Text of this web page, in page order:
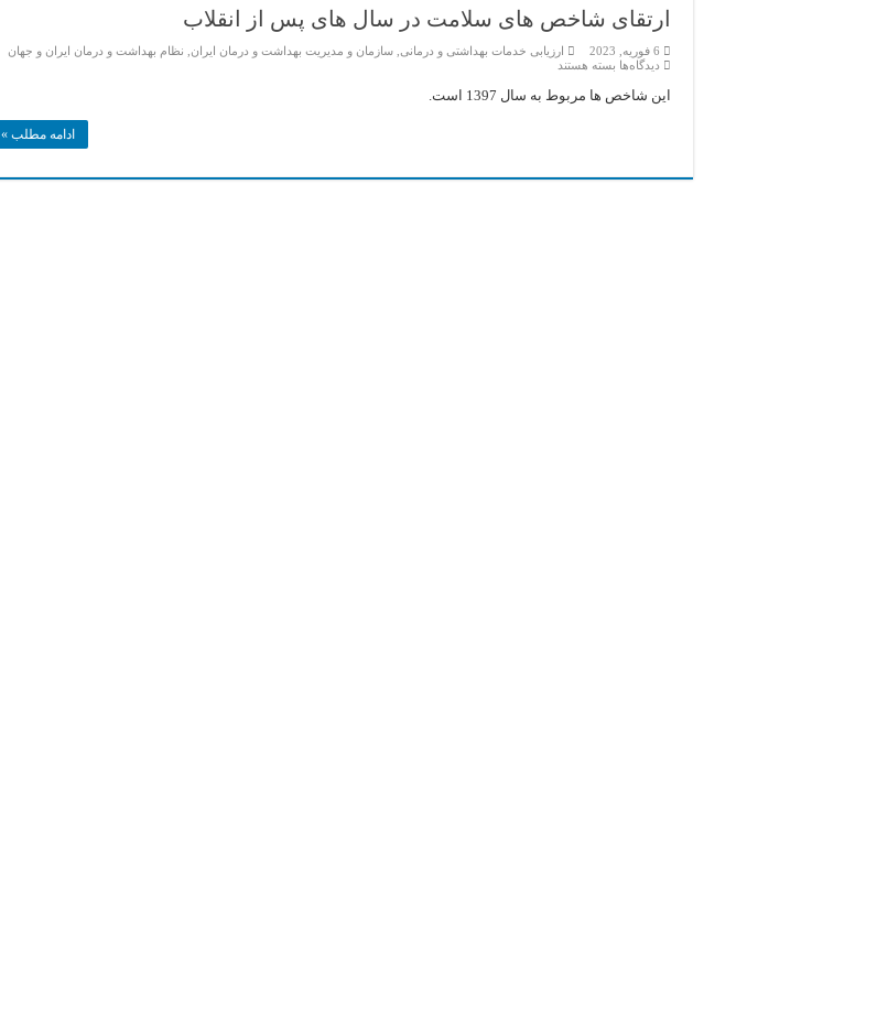
ارتقای شاخص های سلامت در سال های پس از انقلاب
6 فوریه, 2023 ارزیابی خدمات بهداشتی و درمانی سازمان و مدیریت بهداشت و درمان ایران
نظام بهداشت و درمان ایران و جهان
دیدگاه‌ها برای
شاخص
های
پس
بسته هستند
این شاخص ها مربوط به سال 1397 است.
ادامه مطلب »